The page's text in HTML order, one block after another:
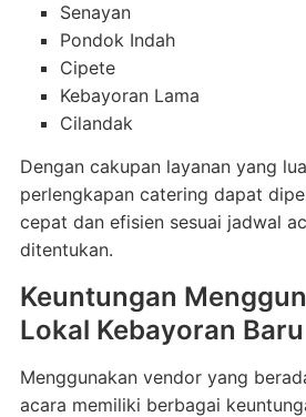
Senayan
Pondok Indah
Cipete
Kebayoran Lama
Cilandak
Dengan cakupan layanan yang
perlengkapan catering dapat
cepat dan efisien sesuai jadwal
ditentukan.
Keuntungan
Lokal Kebayoran Baru
Menggunakan vendor yang
acara memiliki berbagai